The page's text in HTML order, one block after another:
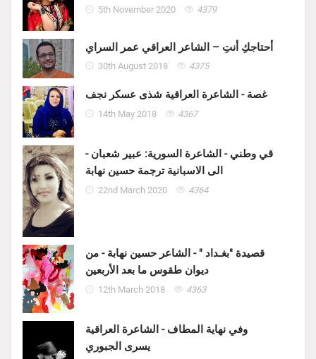
5th November 2020 4379
أحتاجكِ أنتِ – الشاعر العراقي عمر السراي
30th August 2018 4375
غصة - الشاعرة العراقية شذى عسكر نجف
14th May 2018 4367
قي وطني - الشاعرة السورية: عبير شعبان -
الى الاسبانية ترجمة حسين نهابة
22nd March 2020 4364
قصيدة "بغـداد " - الشاعر حسين نهابة - من
ديوان طقوس ما بعد الأربعين
12th March 2018 4363
وفي نهاية المطاف - الشاعرة العراقية
يسرى الجبوري